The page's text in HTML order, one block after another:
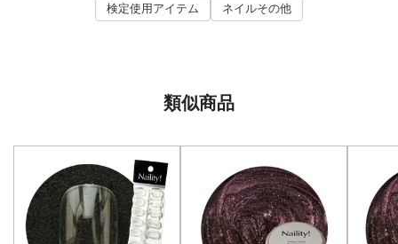
検定使用アイテム
ネイルその他
類似商品